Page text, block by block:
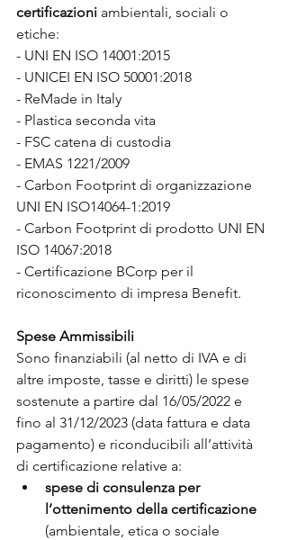
certificazioni ambientali, sociali o
etiche:
- UNI EN ISO 14001:2015
- UNICEI EN ISO 50001:2018
- ReMade in Italy
- Plastica seconda vita
- FSC catena di custodia
- EMAS 1221/2009
- Carbon Footprint di organizzazione
UNI EN ISO14064-1:2019
- Carbon Footprint di prodotto UNI EN
ISO 14067:2018
- Certificazione BCorp per il
riconoscimento di impresa Benefit.
Spese Ammissibili
Sono finanziabili (al netto di IVA e di
altre imposte, tasse e diritti) le spese
sostenute a partire dal 16/05/2022 e
fino al 31/12/2023 (data fattura e data
pagamento) e riconducibili all’attività
di certificazione relative a:
spese di consulenza per
l’ottenimento della certificazione
(ambientale, etica o sociale